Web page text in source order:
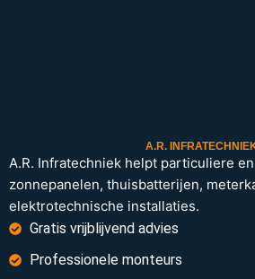
A.R.
A.R. Infratechniek helpt particuliere
zonnepanelen, thuisbatterijen,
elektrotechnische installaties.
Gratis vrijblijvend advies
Professionele monteurs